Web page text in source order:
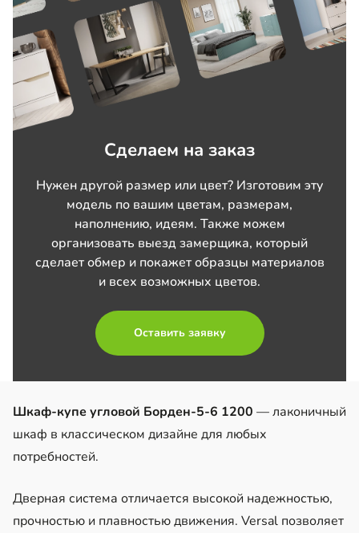
Сделаем на заказ
Нужен другой размер или цвет? Изготовим эту
модель по вашим цветам, размерам,
наполнению, идеям. Также можем
организовать выезд замерщика, который
сделает обмер и покажет образцы материалов
и всех возможных цветов.
Оставить заявку
Шкаф-купе угловой Борден-5-6 1200 — лаконичный
шкаф в классическом дизайне для любых
потребностей.
Дверная система отличается высокой надежностью,
прочностью и плавностью движения. Versal позволяет